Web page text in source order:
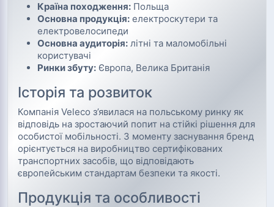
Країна походження: Польща
Основна продукція: електроскутери та
електровелосипеди
Основна аудиторія: літні та маломобільні
користувачі
Ринки збуту: Європа, Велика Британія
Історія та розвиток
Компанія Veleco з’явилася на польському ринку як
відповідь на зростаючий попит на стійкі рішення для
особистої мобільності. З моменту заснування бренд
орієнтується на виробництво сертифікованих
транспортних засобів, що відповідають
європейським стандартам безпеки та якості.
Продукція та особливості